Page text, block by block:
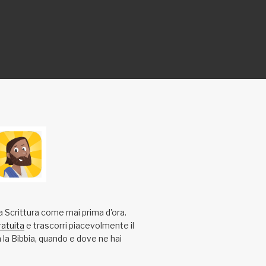
Scrittura come mai prima d'ora.
e trascorri piacevolmente il
Bibbia, quando e dove ne hai